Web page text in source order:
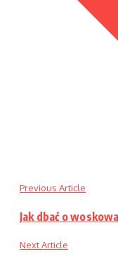
Previous Article
Jak dbać o
Next Article